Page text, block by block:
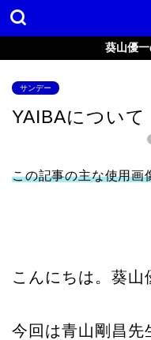
葵山優
サンデー
YAIBAについて
この記事の主な使用
こんにちは。葵山
今回は青山剛昌先